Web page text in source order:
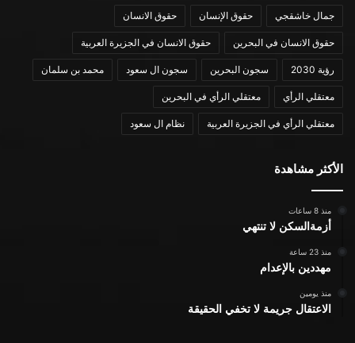
جمال خاشقجي حقوق الإنسان حقوق الانسان
حقوق الانسان في البحرين حقوق الانسان في الجزيرة العربية
رؤية 2030 سجون البحرين سجون ال سعود محمد بن سلمان
معتقلي الرأي معتقلي الرأي في البحرين
معتقلي الرأي في الجزيرة العربية نظام ال سعود
الأكثر مشاهدة
منذ 8 ساعات
أزمةالسكن لا تنتهي
منذ 23 ساعة
مهددين بالإعدام
منذ يومين
الاعتقال جريمة لا تخفي الحقيقة